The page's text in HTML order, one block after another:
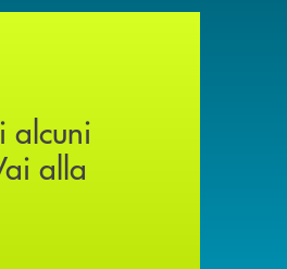
? Vai alla pagina della
alcuni
alla